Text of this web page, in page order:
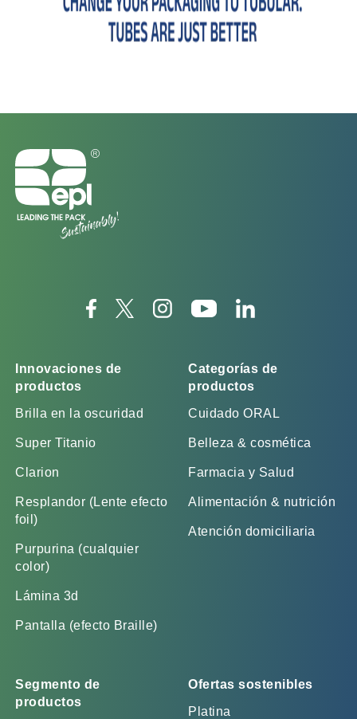
Innovaciones de
productos
Brilla en la oscuridad
Super Titanio
Clarion
Resplandor (Lente efecto
foil)
Purpurina (cualquier
color)
Lámina 3d
Pantalla (efecto Braille)
Categorías de
productos
Cuidado ORAL
Belleza & cosmética
Farmacia y Salud
Alimentación & nutrición
Atención domiciliaria
Segmento de
productos
Ofertas sostenibles
Platina